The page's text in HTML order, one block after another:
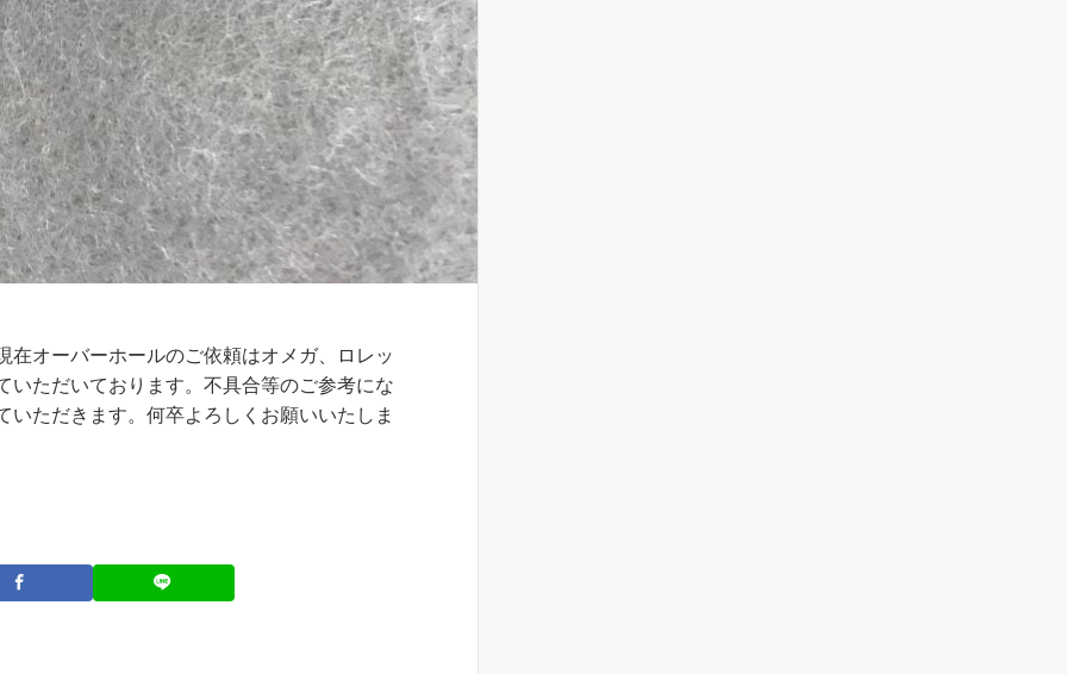
オーバーホールのご依頼はオメガ、ロレッ
いただいております。不具合等のご参考にな
ただきます。何卒よろしくお願いいたしま